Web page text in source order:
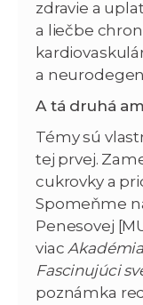
zdravie a
a liečbe
a
A tá druhá
Témy sú
tej prvej.
cukrovky a
Spomeňme
Penesovej
viac
Fascinujúci
poznámka